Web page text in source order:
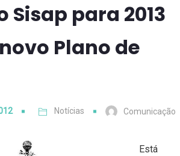
Sisap para 2013
Plano de
Notícias Comunicação
Está